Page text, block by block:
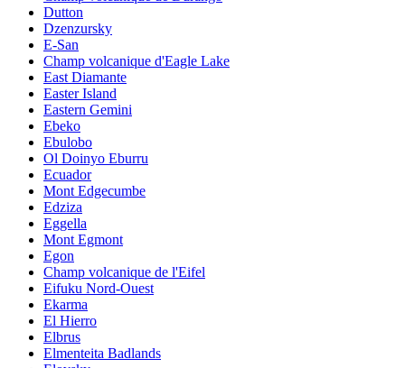
Dutton
Dzenzursky
E-San
Champ volcanique d'Eagle Lake
East Diamante
Easter Island
Eastern Gemini
Ebeko
Ebulobo
Ol Doinyo Eburru
Ecuador
Mont Edgecumbe
Edziza
Eggella
Mont Egmont
Egon
Champ volcanique de l'Eifel
Eifuku Nord-Ouest
Ekarma
El Hierro
Elbrus
Elmenteita Badlands